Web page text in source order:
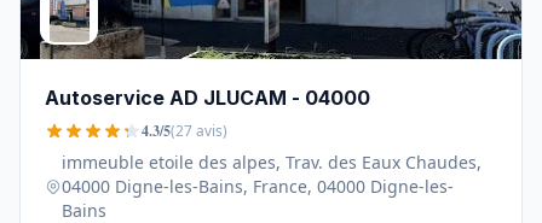
Autoservice AD JLUCAM - 04000
4.3/5(27 avis)
immeuble etoile des alpes, Trav. des Eaux Chaudes,
04000 Digne-les-Bains, France, 04000 Digne-les-
Bains